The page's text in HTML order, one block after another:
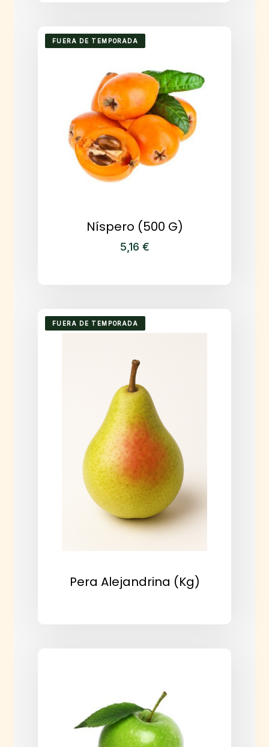
FUERA DE TEMPORADA
Níspero (500 G)
5,16 €
FUERA DE TEMPORADA
Pera Alejandrina (kg)